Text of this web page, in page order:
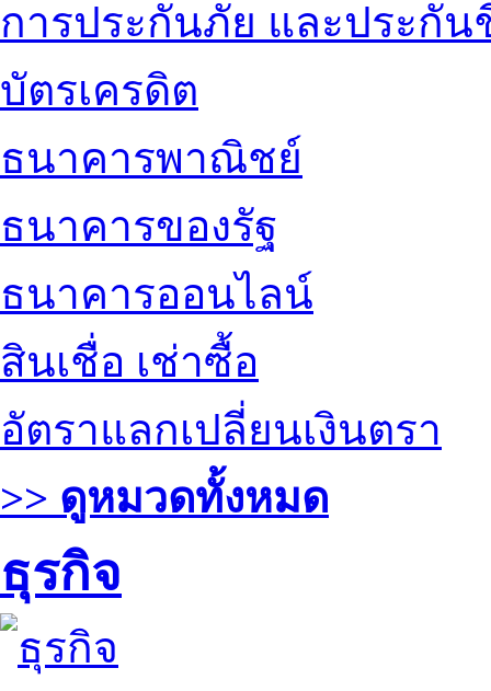
การประกันภัย และประกัน
บัตรเครดิต
ธนาคารพาณิชย์
ธนาคารของรัฐ
ธนาคารออนไลน์
สินเชื่อ เช่าซื้อ
อัตราแลกเปลี่ยนเงินตรา
>> ดูหมวดทั้งหมด
ธุรกิจ